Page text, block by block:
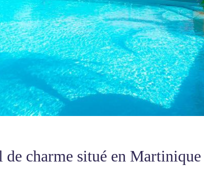
charme situé en Martinique